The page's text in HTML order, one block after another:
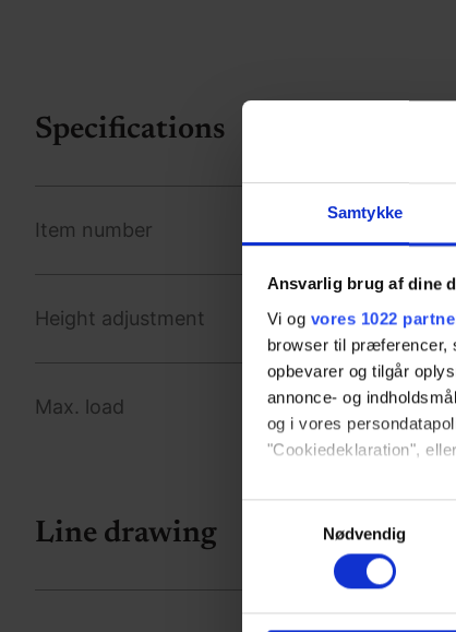
Samtykke
Ansvarlig brug af dine
Vi og vores 1022
browser til præferencer,
opbevarer og tilgår
annonce- og
og i vores
"Cookiedeklaration",
Hvis du tillader det, vil
Indsamle
Identificere din
Dine valg anvendes på
Nødvendig
Specifications
Item number
Height adjustment
Max. load
Line drawing